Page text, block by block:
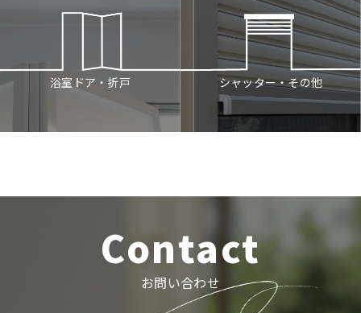
浴室ドア・折戸 シャッター・その他
Contact
お問い合わせ